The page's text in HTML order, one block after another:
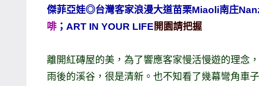
外
景
主
持、
傑菲亞娃◎台灣客家浪漫大道苗栗Miaoli南庄
啡 ；ART IN YOUR LIFE開園請把握
離開紅磚屋的美，為了響應客家慢活慢遊的理念
雨後的溪谷，很是清新。也不知看了幾幕彎角車